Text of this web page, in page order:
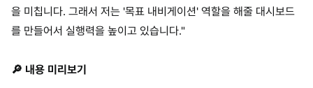
을 미칩니다. 그래서 저는 '목표 내비게이션' 역할을 해줄 대시보드
를 만들어서 실행력을 높이고 있습니다."
🔎 내용 미리보기